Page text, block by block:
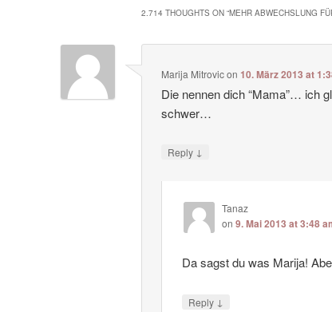
2.714 THOUGHTS ON “MEHR ABWECHSLUNG
Marija Mitrovicon10. März 2013 at
Die nennen dich “Mama”… ich
schwer…
Reply ↓
Tanaz
on 9. Mai 2013 at 3:48
Da sagst du was Marija!
Reply ↓